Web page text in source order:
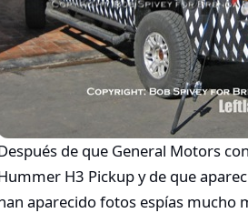
de que General Motors
H3 Pickup y de que
aparecido fotos espías mucho